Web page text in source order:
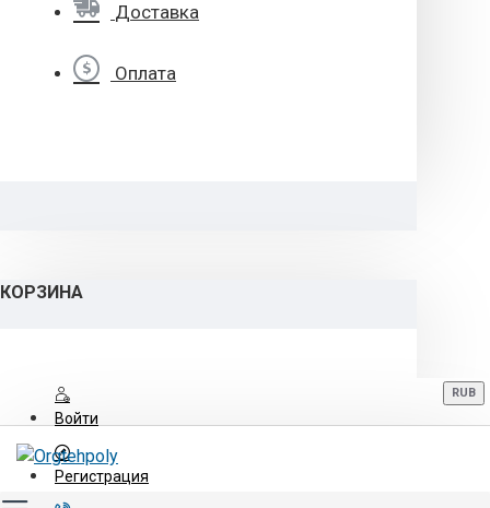
Доставка
Оплата
КОРЗИНА
Войти
Регистрация
RUB